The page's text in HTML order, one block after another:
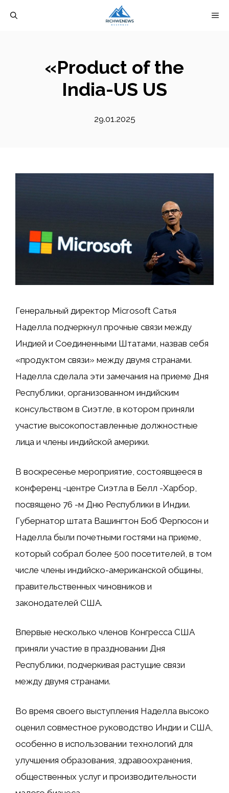
«Product of the
India-US US
29.01.2025
Генеральный директор Microsoft Сатья
Наделла подчеркнул прочные связи между
Индией и Соединенными Штатами, назвав себя
«продуктом связи» между двумя странами.
Наделла сделала эти замечания на приеме Дня
Республики, организованном индийским
консульством в Сиэтле, в котором приняли
участие высокопоставленные должностные
лица и члены индийской америки.
В воскресенье мероприятие, состоявщееся в
конференц -центре Сиэтла в Белл -Харбор,
посвящено 76 -м Дню Республики в Индии.
Губернатор штата Вашингтон Боб Фергюсон и
Наделла были почетными гостями на приеме,
который собрал более 500 посетителей, в том
числе члены индийско-американской общины,
правительственных чиновников и
законодателей США.
Впервые несколько членов Конгресса США
приняли участие в праздновании Дня
Республики, подчеркивая растущие связи
между двумя странами.
Во время своего выступления Наделла высоко
оценил совместное руководство Индии и США,
особенно в использовании технологий для
улучшения образования, здравоохранения,
общественных услуг и производительности